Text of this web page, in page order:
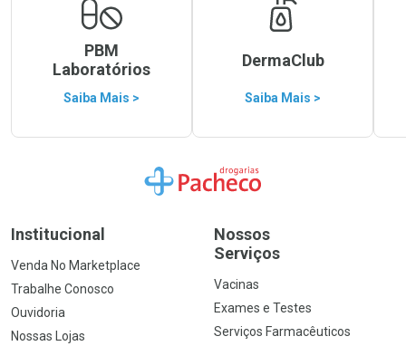
PBM
Laboratórios
Saiba Mais >
DermaClub
Saiba Mais >
Ir para a Home
Institucional
Venda No Marketplace
Trabalhe Conosco
Ouvidoria
Nossas Lojas
Nossos
Serviços
Vacinas
Exames e Testes
Serviços Farmacêuticos